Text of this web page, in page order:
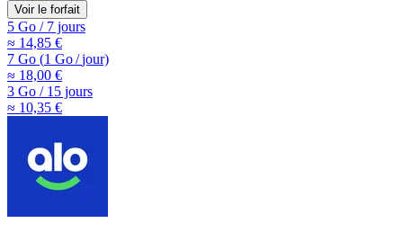
Voir le forfait
5 Go /7 jours
≈ 14,85 €
7 Go (1 Go/jour)
≈ 18,00 €
3 Go /15 jours
≈ 10,35 €